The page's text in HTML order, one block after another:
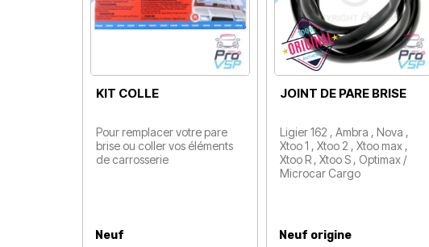
KIT COLLE
Pour remplacer votre pare
brise ou coller vos éléments
de carrosserie
Neuf
JOINT DE PARE BRISE
Ligier 162 , Ambra , Nova ,
Xtoo 1 , Xtoo 2 , Xtoo max ,
Xtoo R , Xtoo S , Optimax /
Microcar Cargo
Neuf origine